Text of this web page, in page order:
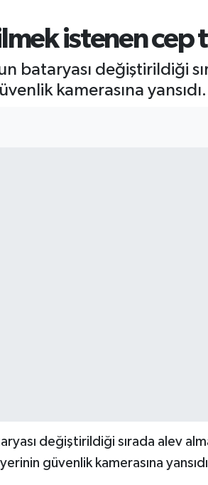
istenen cep
bataryası değiştirildiği
kamerasına yansıdı.
değiştirildiği sırada alev
güvenlik kamerasına